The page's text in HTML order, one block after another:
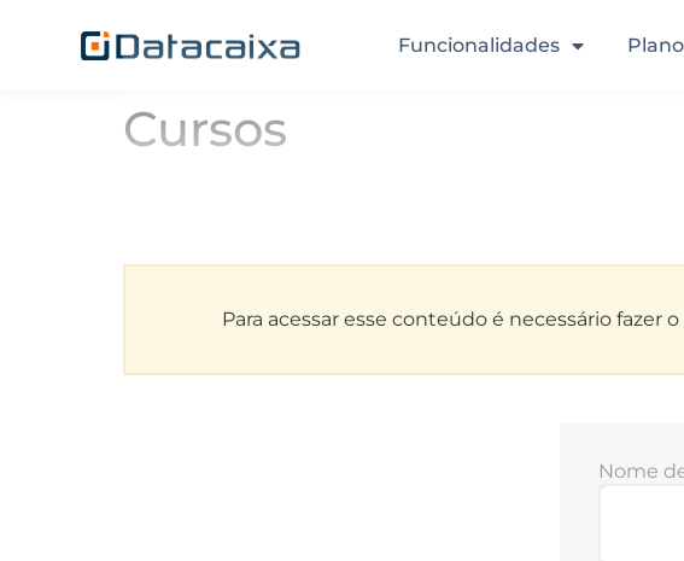
Funcionalidades
Cursos
Para acessar esse conteúdo é necessário fazer
Nome